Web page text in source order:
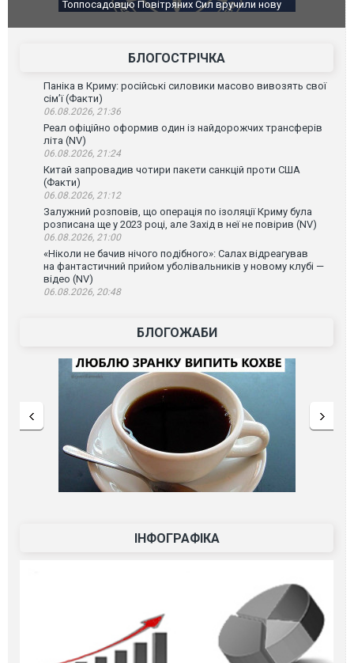
Сили оборони уразили Ярославський НПЗ:
атаку. ВІДЕО
Неймар
БЛОГОСТРІЧКА
Паніка в Криму: російські силовики масово вивозять свої
сім’ї (Факти)
06.08.2026, 21:36
Реал офіційно оформив один із найдорожчих трансферів
літа (NV)
06.08.2026, 21:24
Китай запровадив чотири пакети санкцій проти США
(Факти)
06.08.2026, 21:12
Залужний розповів, що операція по ізоляції Криму була
розписана ще у 2023 році, але Захід в неї не повірив (NV)
06.08.2026, 21:00
«Ніколи не бачив нічого подібного»: Салах відреагував
на фантастичний прийом уболівальників у новому клубі —
відео (NV)
06.08.2026, 20:48
БЛОГОЖАБИ
ІНФОГРАФІКА